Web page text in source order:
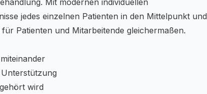
Mit modernen individuellen
jedes einzelnen Patienten in den Mittelpunkt und
Patienten und Mitarbeitende gleichermaßen.
wird